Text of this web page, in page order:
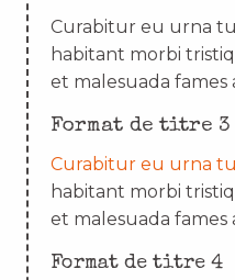
Curabitur eu urna
habitant morbi
et malesuada fames
Format de titre 3
Curabitur eu urna
habitant morbi
et malesuada fames
Format de titre 4